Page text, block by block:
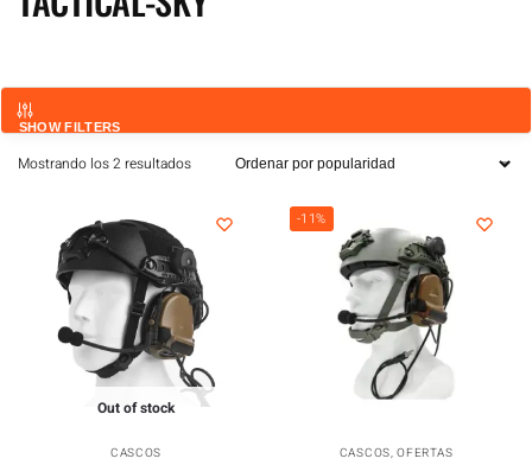
SHOW FILTERS
Mostrando los 2 resultados
Out of stock
CASCOS
-11%
CASCOS,OFERTAS